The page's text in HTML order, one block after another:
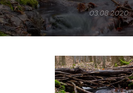
03.08.2020